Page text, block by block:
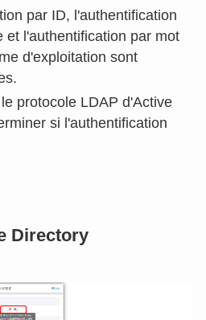
par ID, l'authentification
et l'authentification par mot
d'exploitation sont
protocole LDAP d'Active
si l'authentification
Directory